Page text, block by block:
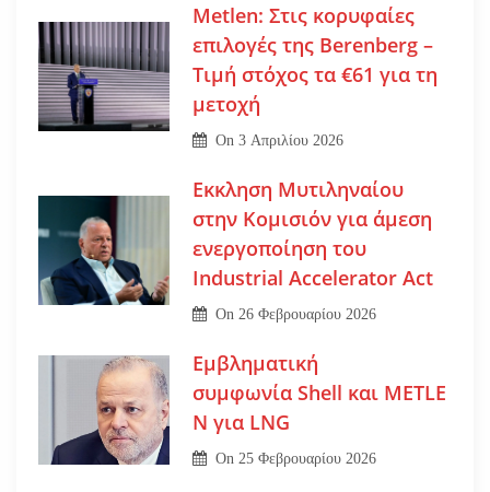
Metlen: Στις κορυφαίες
επιλογές της Berenberg –
Τιμή στόχος τα €61 για τη
μετοχή
On3 Απριλίου 2026
Εκκληση Μυτιληναίου
στην Κομισιόν για άμεση
ενεργοποίηση του
Industrial Accelerator Act
On 26 Φεβρουαρίου 2026
Εμβληματική
συμφωνία Shell και METLE
N για LNG
On 25 Φεβρουαρίου 2026